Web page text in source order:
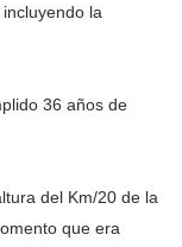
la
36 años de
del Km/20 de la
que era